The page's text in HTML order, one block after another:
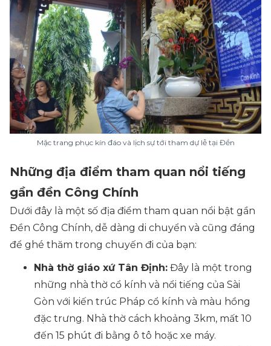
Mặc trang phục kín đáo và lịch sự tới tham dự lễ tại Đền
Những địa điểm tham quan nổi tiếng
gần đền Công Chính
Dưới đây là một số địa điểm tham quan nổi bật gần
Đền Công Chính, dễ dàng di chuyển và cũng đáng
để ghé thăm trong chuyến đi của bạn:
Nhà thờ giáo xứ Tân Định: Đây là một trong
những nhà thờ cổ kính và nổi tiếng của Sài
Gòn với kiến trúc Pháp cổ kính và màu hồng
đặc trưng. Nhà thờ cách khoảng 3km, mất 10
đến 15 phút đi bằng ô tô hoặc xe máy.